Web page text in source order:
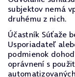
subjektov nemá
druhému z nich.
Účastník Súťaže
Usporiadateľ
podmienok
oprávnení s